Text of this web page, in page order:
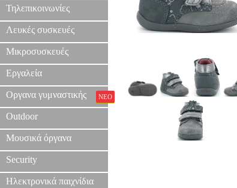
Τηλεπικοινωνίες
Λευκές συσκευές
Μικροσυσκευές
Εργαλεία
Οργανα γυμναστικής ΝΕΟ
Outdoor
Μουσικά όργανα
Security
Ηλεκτρονικά παιχνίδια